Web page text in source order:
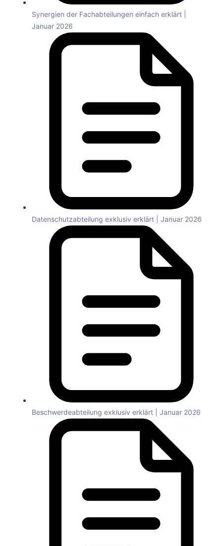
Synergien der Fachabteilungen einfach erklärt |
Januar 2026
Datenschutzabteilung exklusiv erklärt | Januar 2026
Beschwerdeabteilung exklusiv erklärt | Januar 2026